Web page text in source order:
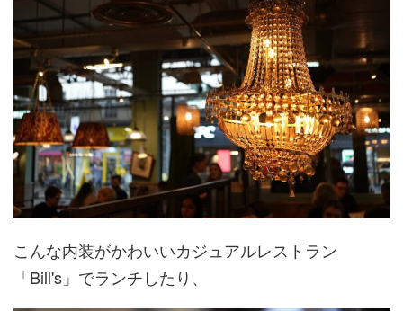
こんな内装がかわいいカジュアルレストラン
「Bill's」でランチしたり、